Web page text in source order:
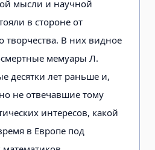
мысли и научной
в стороне от
творчества. В них видное
мемуары Л.
десятки лет раньше и,
не отвечавшие тому
интересов, какой
в Европе под